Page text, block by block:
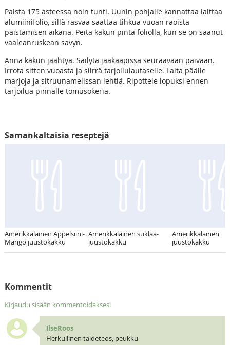
Paista 175 asteessa noin tunti. Uunin pohjalle kannattaa laittaa
alumiinifolio, sillä rasvaa saattaa tihkua vuoan raoista
paistamisen aikana. Peitä kakun pinta foliolla, kun se on saanut
vaaleanruskean sävyn.
Anna kakun jäähtyä. Säilytä jääkaapissa seuraavaan päivään.
Irrota sitten vuoasta ja siirrä tarjoilulautaselle. Laita päälle
marjoja ja sitruunamelissan lehtiä. Ripottele lopuksi ennen
tarjoilua pinnalle tomusokeria.
Samankaltaisia reseptejä
Amerikkalainen Appelsiini-
Mango juustokakku
Amerikkalainen suklaa-
juustokakku
Amerikkalainen
juustokakku
Kommentit
Kirjaudu sisään kommentoidaksesi
IlseRoos
Herkullinen taideteos, peukku